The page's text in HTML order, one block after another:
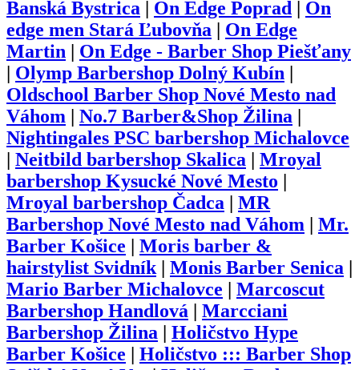
Banská Bystrica
On Edge Poprad
On
edge men Stará Ľubovňa
On Edge
Martin
On Edge - Barber Shop Piešťany
Olymp Barbershop Dolný Kubín
Oldschool Barber Shop Nové Mesto nad
Váhom
No.7 Barber&Shop Žilina
Nightingales PSC barbershop Michalovce
Neitbild barbershop Skalica
Mroyal
barbershop Kysucké Nové Mesto
Mroyal barbershop Čadca
MR
Barbershop Nové Mesto nad Váhom
Mr.
Barber Košice
Moris barber &
hairstylist Svidník| Monis Barber Senica
Mario Barber Michalovce
Marcoscut
Barbershop Handlová
Marcciani
Barbershop Žilina
Holičstvo Hype
Barber Košice
Holičstvo ::: Barber Shop